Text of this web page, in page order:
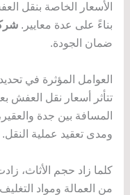
الأسعار الخاصة بنقل
بناءً على عدة معايير.
ضمان الجودة.
العوامل المؤثرة في
تتأثر أسعار نقل العفش
المسافة بين جدة
ومدى تعقيد عملية النقل.
كلما زاد حجم الأثاث،
من العمالة ومواد